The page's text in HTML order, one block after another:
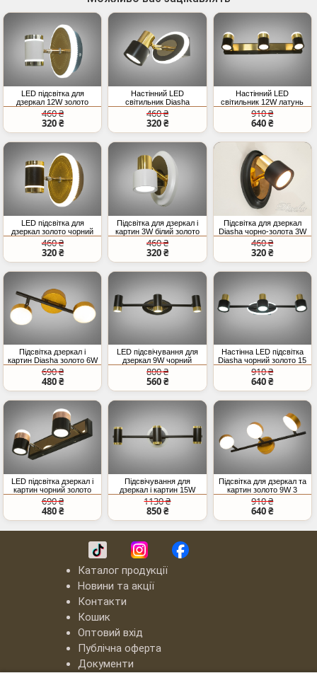
LED підсвітка для
дзеркал 12W золото
білий
460 ₴
320 ₴
Настінний LED
світильник Diasha
чорний золото 9W
460 ₴
320 ₴
Настінний LED
світильник 12W латунь
для картин
910 ₴
640 ₴
LED підсвітка для
дзеркал золото чорний
12W CCT
460 ₴
320 ₴
Підсвітка для дзеркал і
картин 3W білий золото
460 ₴
320 ₴
Підсвітка для дзеркал
Diasha чорно-золота 3W
LED
460 ₴
320 ₴
Підсвітка дзеркал і
картин Diasha золото 6W
690 ₴
480 ₴
LED підсвічування для
дзеркал 9W чорний
золото
800 ₴
560 ₴
Настінна LED підсвітка
Diasha чорний золото 15
Вт
910 ₴
640 ₴
LED підсвітка дзеркал і
картин чорний золото
8W
690 ₴
480 ₴
Підсвічування для
дзеркал і картин 15W
1130 ₴
850 ₴
Підсвітка для дзеркал та
картин золото 9W 3
модулі
910 ₴
640 ₴
Каталог продукції
Новини та акції
Контакти
Кошик
Оптовий вхід
Публічна оферта
Документи